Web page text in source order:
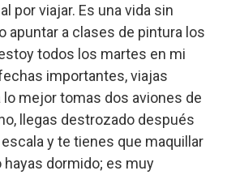
por viajar. Es una vida sin
apuntar a clases de pintura los
todos los martes en mi
importantes, viajas
mejor tomas dos aviones de
llegas destrozado después
y te tienes que maquillar
hayas dormido; es muy